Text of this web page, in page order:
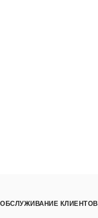
ОБСЛУЖИВАНИЕ КЛИЕНТОВ